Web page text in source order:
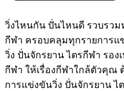
วิ่งไหนกัน ปั่นไหนดี รวบรวม
กีฬา ครอบคลุมทุกรายการแ
วิ่ง ปั่นจักรยาน ไตรกีฬา รอง
กีฬา ให้เรื่องกีฬาใกล้ตัวคุณ
การแข่งขันวิ่ง ปั่นจักรยาน